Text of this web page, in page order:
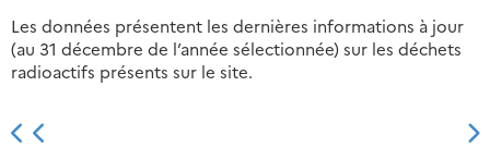
Les données présentent les dernières informations à jour
(au 31 décembre de l’année sélectionnée) sur les déchets
radioactifs présents sur le site.